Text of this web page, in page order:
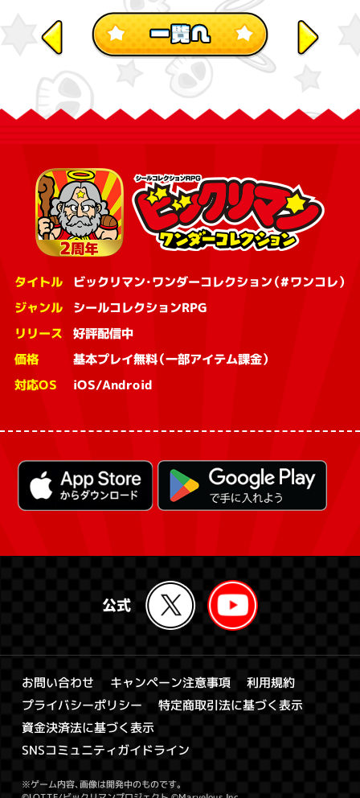
タイトル ビックリマン・ワンダーコレクション（#ワンコレ）
ジャンル シールコレクションRPG
リリース 好評配信中
価格 基本プレイ無料（一部アイテム課金）
対応OS iOS/Android
お問い合わせ キャンペーン注意事項 利用規約
プライバシーポリシー 特定商取引法に基づく表示
資金決済法に基づく表示
SNSコミュニティガイドライン
※ゲーム内容、画像は開発中のものです。